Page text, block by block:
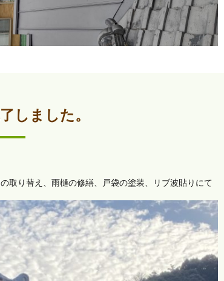
しました。
取り替え、雨樋の修繕、戸袋の塗装、リブ波貼りにて